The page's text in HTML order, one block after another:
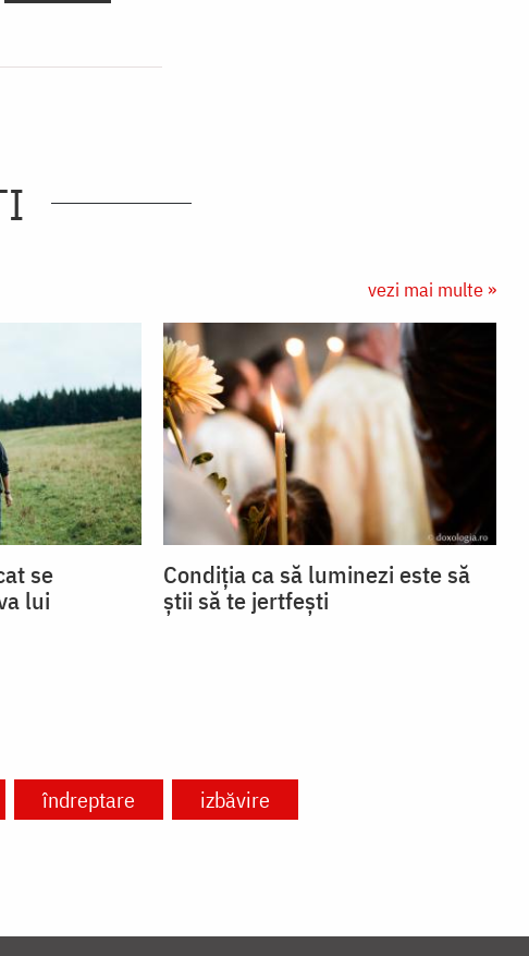
vezi mai multe »
se
lui
Condiția ca să luminezi este să
știi să te jertfești
îndreptare izbăvire